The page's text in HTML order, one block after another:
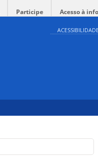
Participe Acesso à